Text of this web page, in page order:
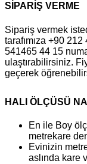
SİPARİŞ VERME
Sipariş vermek
tarafımıza +90
541465 44 15
ulaştırabilirsiniz.
geçerek
HALI ÖLÇÜSÜ
En ile Boy
metrekare
Evinizin
aslında kare